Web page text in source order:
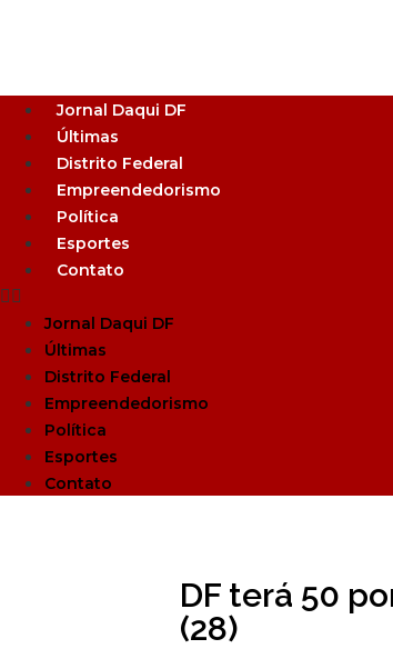
Jornal Daqui DF
Últimas
Distrito Federal
Empreendedorismo
Política
Esportes
Contato
Jornal Daqui DF
Últimas
Distrito Federal
Empreendedorismo
Política
Esportes
Contato
DF terá 50
(28)